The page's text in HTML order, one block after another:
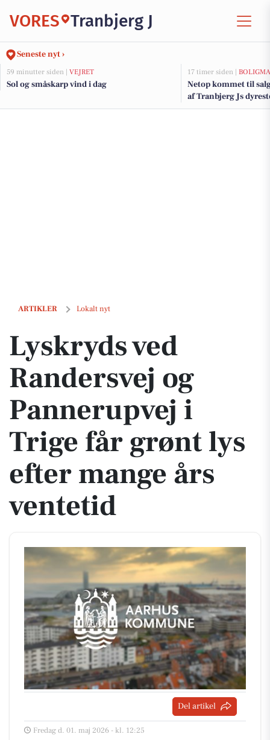
VORES Tranbjerg J
Seneste nyt ›
59 minutter siden | VEJRET
Sol og småskarp vind i dag
17 timer siden |
Netop kommet til
af Tranbjerg Js
ARTIKLER Lokalt nyt
Lyskryds ved Randersvej og Pannerupvej i Trige får grønt lys efter
Lyskryds ved
Randersvej og
Pannerupvej i
Trige får grønt lys
efter mange års
ventetid
Del artikel
Fredag d. 01. maj 2026 - kl. 12:25